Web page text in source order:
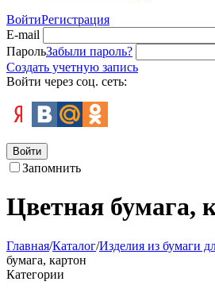
ВойтиРегистрация
E-mail
ПарольЗабыли пароль?
Создать учетную запись
Войти через соц. сеть:
Войти
Запомнить
Цветная бумага,
Главная/Каталог/Изделия из бумаги
бумага, картон
Категории